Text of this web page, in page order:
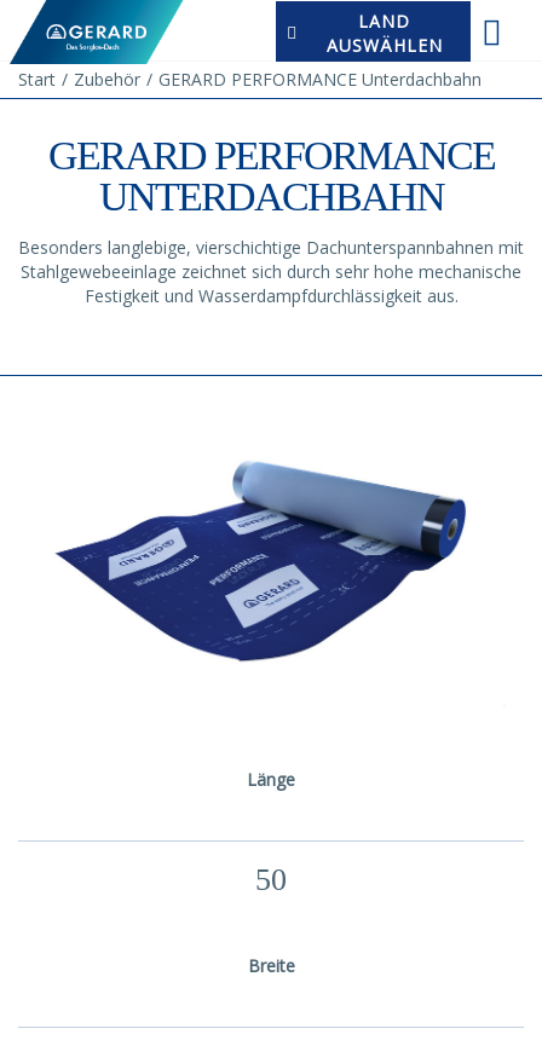
LAND
AUSWÄHLEN
Start
Zubehör GERARD PERFORMANCE Unterdachbahn
GERARD PERFORMANCE
UNTERDACHBAHN
Besonders langlebige, vierschichtige Dachunterspannbahnen mit
Stahlgewebeeinlage zeichnet sich durch sehr hohe mechanische
Festigkeit und Wasserdampfdurchlässigkeit aus.
Länge
50
Breite